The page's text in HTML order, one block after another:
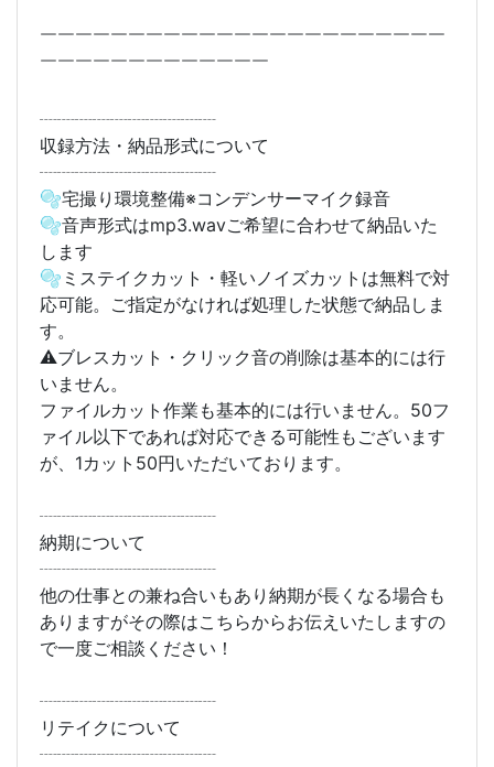
￣￣￣￣￣￣￣￣￣￣￣￣￣￣￣￣￣￣￣￣￣￣￣
￣￣￣￣￣￣￣￣￣￣￣￣￣
┈┈┈┈┈┈┈┈┈┈
収録方法・納品形式について
┈┈┈┈┈┈┈┈┈┈
🫧宅撮り環境整備※コンデンサーマイク録音
🫧音声形式はmp3.wavご希望に合わせて納品いた
します
🫧ミステイクカット・軽いノイズカットは無料で対
応可能。ご指定がなければ処理した状態で納品しま
す。
⚠️ブレスカット・クリック音の削除は基本的には行
いません。
ファイルカット作業も基本的には行いません。50フ
ァイル以下であれば対応できる可能性もございます
が、1カット50円いただいております。
┈┈┈┈┈┈┈┈┈┈
納期について
┈┈┈┈┈┈┈┈┈┈
他の仕事との兼ね合いもあり納期が長くなる場合も
ありますがその際はこちらからお伝えいたしますの
で一度ご相談ください！
┈┈┈┈┈┈┈┈┈┈
リテイクについて
┈┈┈┈┈┈┈┈┈┈